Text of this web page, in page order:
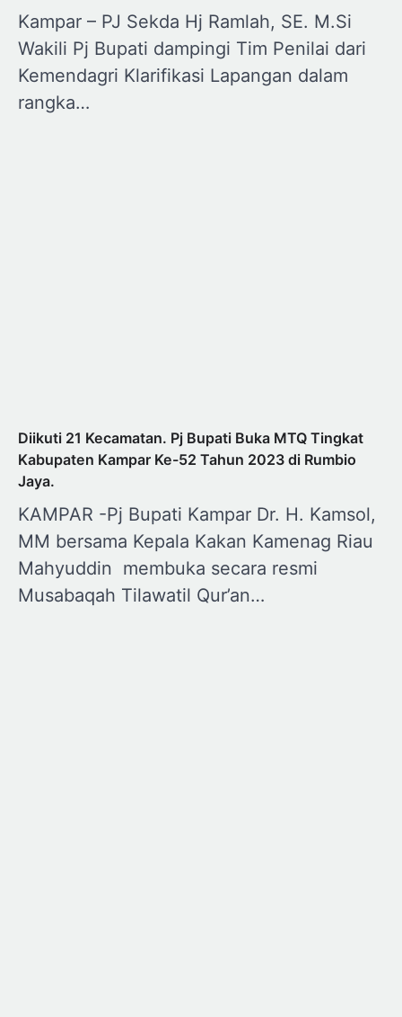
Kampar – PJ Sekda Hj Ramlah, SE. M.Si
Wakili Pj Bupati dampingi Tim Penilai dari
Kemendagri Klarifikasi Lapangan dalam
rangka…
Diikuti 21 Kecamatan. Pj Bupati Buka MTQ Tingkat
Kabupaten Kampar Ke-52 Tahun 2023 di Rumbio
Jaya.
KAMPAR -Pj Bupati Kampar Dr. H. Kamsol,
MM bersama Kepala Kakan Kamenag Riau
Mahyuddin membuka secara resmi
Musabaqah Tilawatil Qur’an…